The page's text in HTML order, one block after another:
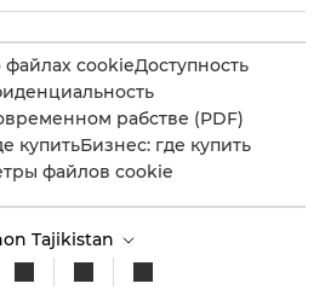
cookieДоступность
рабстве (PDF)
купитьБизнес: где купить
файлов cookie
Tajikistan